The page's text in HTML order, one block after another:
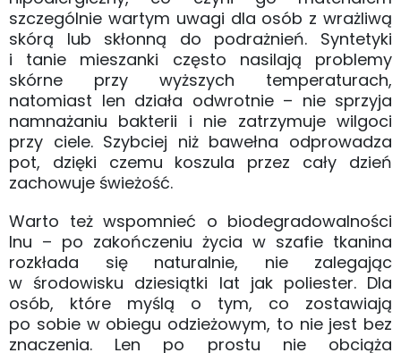
szczególnie wartym uwagi dla osób z wrażliwą
skórą lub skłonną do podrażnień. Syntetyki
i tanie mieszanki często nasilają problemy
skórne przy wyższych temperaturach,
natomiast len działa odwrotnie – nie sprzyja
namnażaniu bakterii i nie zatrzymuje wilgoci
przy ciele. Szybciej niż bawełna odprowadza
pot, dzięki czemu koszula przez cały dzień
zachowuje świeżość.
Warto też wspomnieć o biodegradowalności
lnu – po zakończeniu życia w szafie tkanina
rozkłada się naturalnie, nie zalegając
w środowisku dziesiątki lat jak poliester. Dla
osób, które myślą o tym, co zostawiają
po sobie w obiegu odzieżowym, to nie jest bez
znaczenia. Len po prostu nie obciąża